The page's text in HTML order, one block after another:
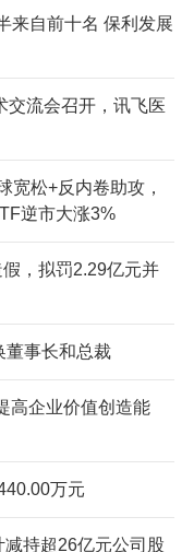
来自前十名 保利发展
交流会召开，讯飞医
宽松+反内卷助攻，
逆市大涨3%
，拟罚2.29亿元并
董事长和总裁
高企业价值创造能
万元
持超26亿元公司股